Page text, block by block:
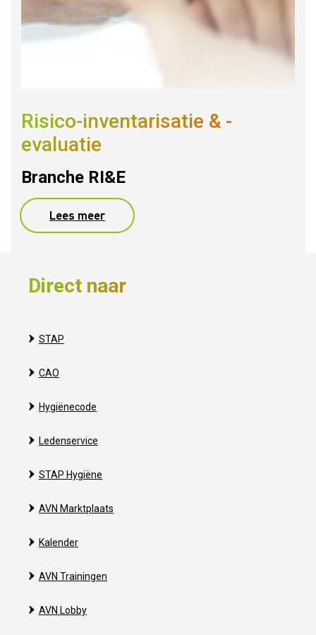
Risico-inventarisatie & -
evaluatie
Branche RI&E
Lees meer
Direct naar
STAP
CAO
Hygiënecode
Ledenservice
STAP Hygiëne
AVN Marktplaats
Kalender
AVN Trainingen
AVN Lobby